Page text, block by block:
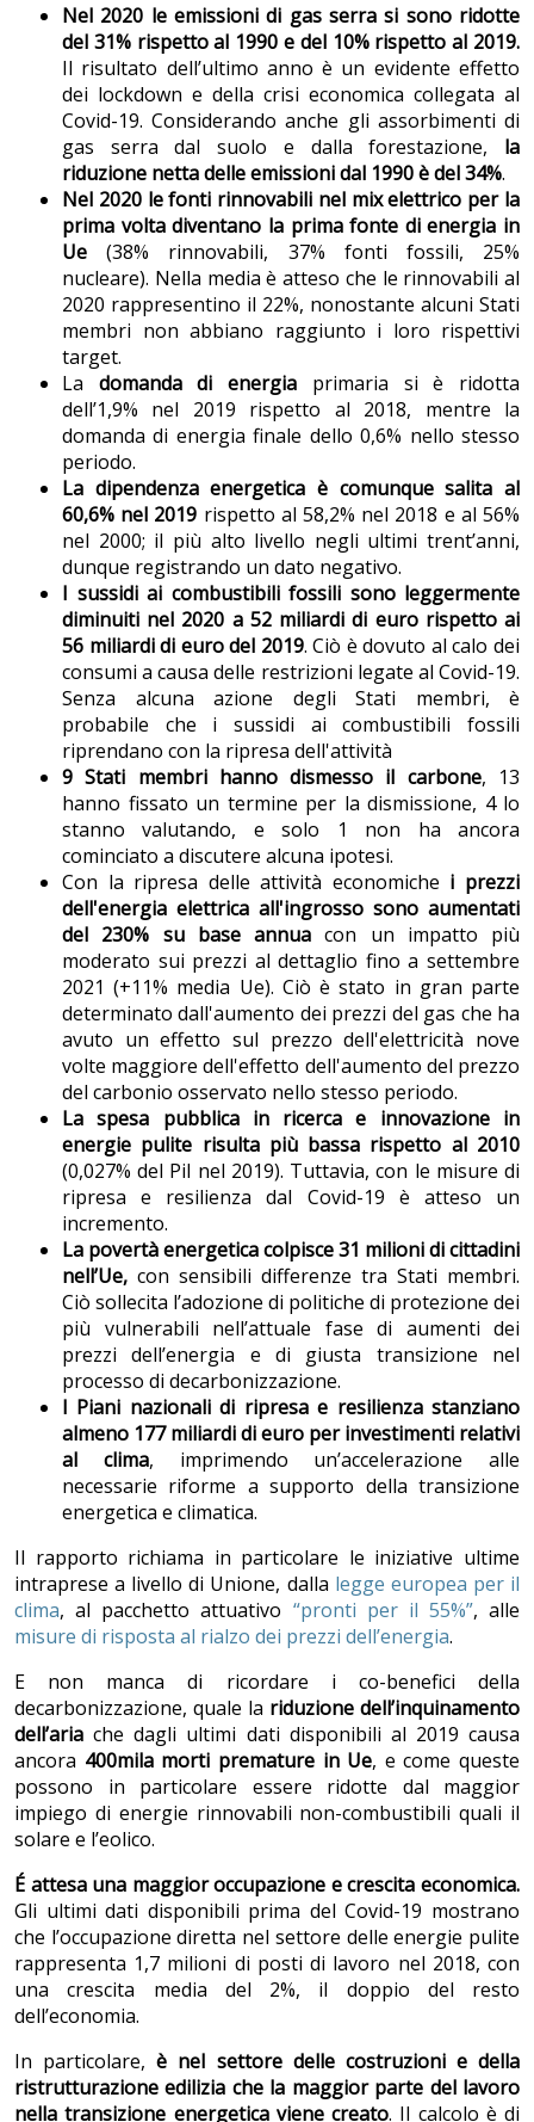
Nel 2020 le emissioni di gas serra si sono ridotte
del 31% rispetto al 1990 e del 10% rispetto al 2019.
Il risultato dell’ultimo anno è un evidente effetto
dei lockdown e della crisi economica collegata al
Covid-19. Considerando anche gli assorbimenti di
gas serra dal suolo e dalla forestazione, la
riduzione netta delle emissioni dal 1990 è del 34%.
Nel 2020 le fonti rinnovabili nel mix elettrico per la
prima volta diventano la prima fonte di energia in
Ue (38% rinnovabili, 37% fonti fossili, 25%
nucleare). Nella media è atteso che le rinnovabili al
2020 rappresentino il 22%, nonostante alcuni Stati
membri non abbiano raggiunto i loro rispettivi
target.
La domanda di energia primaria si è ridotta
dell’1,9% nel 2019 rispetto al 2018, mentre la
domanda di energia finale dello 0,6% nello stesso
periodo.
La dipendenza energetica è comunque salita al
60,6% nel 2019 rispetto al 58,2% nel 2018 e al 56%
nel 2000; il più alto livello negli ultimi trent’anni,
dunque registrando un dato negativo.
I sussidi ai combustibili fossili sono leggermente
diminuiti nel 2020 a 52 miliardi di euro rispetto ai
56 miliardi di euro del 2019. Ciò è dovuto al calo dei
consumi a causa delle restrizioni legate al Covid-19.
Senza alcuna azione degli Stati membri, è
probabile che i sussidi ai combustibili fossili
riprendano con la ripresa dell'attività
9 Stati membri hanno dismesso il carbone, 13
hanno fissato un termine per la dismissione, 4 lo
stanno valutando, e solo 1 non ha ancora
cominciato a discutere alcuna ipotesi.
Con la ripresa delle attività economiche i prezzi
dell'energia elettrica all'ingrosso sono aumentati
del 230% su base annua con un impatto più
moderato sui prezzi al dettaglio fino a settembre
2021 (+11% media Ue). Ciò è stato in gran parte
determinato dall'aumento dei prezzi del gas che ha
avuto un effetto sul prezzo dell'elettricità nove
volte maggiore dell'effetto dell'aumento del prezzo
del carbonio osservato nello stesso periodo.
La spesa pubblica in ricerca e innovazione in
energie pulite risulta più bassa rispetto al 2010
(0,027% del Pil nel 2019). Tuttavia, con le misure di
ripresa e resilienza dal Covid-19 è atteso un
incremento.
La povertà energetica colpisce 31 milioni di cittadini
nell’Ue, con sensibili differenze tra Stati membri.
Ciò sollecita l’adozione di politiche di protezione dei
più vulnerabili nell’attuale fase di aumenti dei
prezzi dell’energia e di giusta transizione nel
processo di decarbonizzazione.
I Piani nazionali di ripresa e resilienza stanziano
almeno 177 miliardi di euro per investimenti relativi
al clima, imprimendo un’accelerazione alle
necessarie riforme a supporto della transizione
energetica e climatica.
Il rapporto richiama in particolare le iniziative ultime
intraprese a livello di Unione, dalla legge europea per il
clima, al pacchetto attuativo “pronti per il 55%”, alle
misure di risposta al rialzo dei prezzi dell’energia.
E non manca di ricordare i co-benefici della
decarbonizzazione, quale la riduzione dell’inquinamento
dell’aria che dagli ultimi dati disponibili al 2019 causa
ancora 400mila morti premature in Ue, e come queste
possono in particolare essere ridotte dal maggior
impiego di energie rinnovabili non-combustibili quali il
solare e l’eolico.
É attesa una maggior occupazione e crescita economica.
Gli ultimi dati disponibili prima del Covid-19 mostrano
che l’occupazione diretta nel settore delle energie pulite
rappresenta 1,7 milioni di posti di lavoro nel 2018, con
una crescita media del 2%, il doppio del resto
dell’economia.
In particolare,è nel settore delle costruzioni e della
ristrutturazione edilizia che la maggior parte del lavoro
nella transizione energetica viene creato. Il calcolo è di